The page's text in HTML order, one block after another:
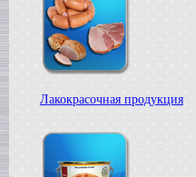
Пищевой насос
в г. Тверь
Жиротопка
в г. Ковров
в г. Рязань
в г. Спаск
в г. Тверь
Лакокрасочная продукция